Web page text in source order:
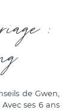
:
de Gwen,
. Avec ses 6 ans